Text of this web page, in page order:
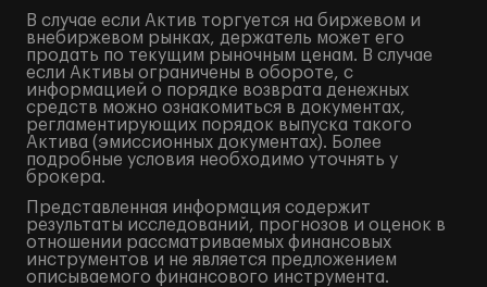
В случае если Актив торгуется на биржевом и
внебиржевом рынках, держатель может его
продать по текущим рыночным ценам. В случае
если Активы ограничены в обороте, с
информацией о порядке возврата денежных
средств можно ознакомиться в документах,
регламентирующих порядок выпуска такого
Актива (эмиссионных документах). Более
подробные условия необходимо уточнять у
брокера.
Представленная информация содержит
результаты исследований, прогнозов и оценок в
отношении рассматриваемых финансовых
инструментов и не является предложением
описываемого финансового инструмента.